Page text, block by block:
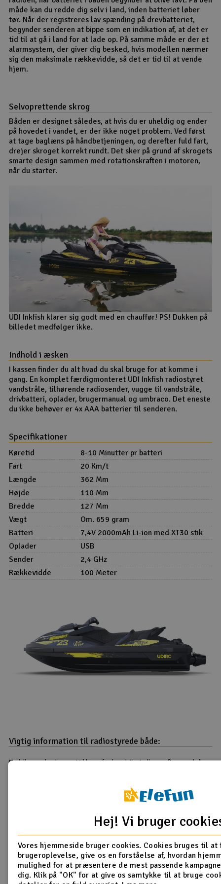
måde kan du redde dig selv i land, inden batteriet løber
tør. Når der registreres lav spænding på drevbatteriet,
begynder senderen at bippe som en indikation af, at det er
tid til at gå i land for at lade op. På samme måde er der et
alarmsystem, der giver dig besked, hvis modellen nærmer
sig den maksimale rækkevidde, så det er tid til at vende
hjem.
Selvoprettende skrog
Båden er designet således, at hvis du er uheldig og ender
på hovedet i vandet, er der ikke noget problem. Ved først
at tage baglæns på håndbetjeningen, og derefter fuld fart,
drejer skroget korrekt rundt. Det sker på grund af skrogets
smarte design sammen med rotationskraften i motoren,
når du starter.
UDI Inkfish klarer sig godt med en chauffør! PS! Dukken på
billedet medfølger ikke.
Indhold i æsken
I kassen finder du alt hvad du skal bruge for at komme i
gang. En komplet færdigmonteret UDI Inkfish radiostyret
vandstråle, tilhørende radiosender, vugge til vandstråle,
drivbatteri, oplader, brugermanual og umbraco. Det eneste
du ikke behøver er 4x AAA batterier til senderen.
Specifikationer
Køretid
8-10 Minutter pr batteri
Fart
20 Km/t
Længde
362 Mm
Højde
110 Mm
Bredde
127 Mm
Vægt
Om. 659 gram
Batteri
7,4V 2000mAh Li-ion med XT30 stik
Oplader
USB
Sender
2,4 GHz
Rækkevidde
100 Meter
Vigtig information til radiostyrede både:
Modellerne er kun beregnet til brug i ferskvand. Kontroller og efterspænd alle
Produktanmeldelser
Artig vannscooter
28.06.2024 af KIM REINHARD
Hej! Vi bruger
Vores hjemmeside bruger cookies. Cookies bruges til
brugeroplevelse, give os en forståelse af, hvordan
mulighed for at præsentere de mest passende
dig. Klik på "OK" for at give os samtykke til at bruge